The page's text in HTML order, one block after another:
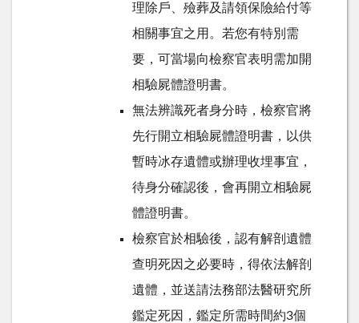
理除戶、殮葬及請領保險給付等
相關事宜之用。若您有特別需
要，可當場向檢察官表明需加開
相驗屍體證明書。
無法辨識死者身分時，檢察官將
先行開立相驗屍體證明書，以供
暫時冰存遺體或辦理收埋事宜，
待身分確認後，會再開立相驗屍
體證明書。
檢察官於相驗後，認有解剖遺體
查明死因之必要時，得依法解剖
遺體，並送請法務部法醫研究所
鑑定死因，鑑定所需時間約3個